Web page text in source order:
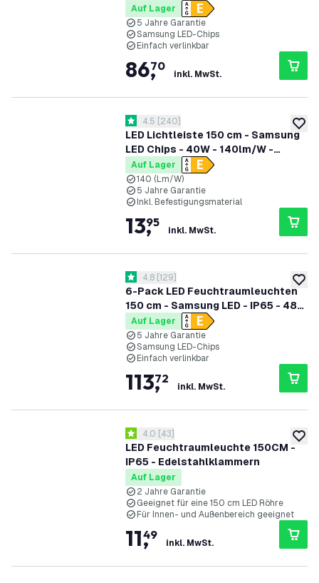
- 130 lm/W - 4000K - Verlinkbar - 5
Jahre Garantie
Auf Lager
5 Jahre Garantie
Samsung LED-Chips
Einfach verlinkbar
86,
70
inkl. MwSt.
zur
LED Lichtleiste 150 cm - Samsung
LED Chips - 40W - 140lm/W -
6500K - 5 Jahre Garantie
Bewertungsbereich öffnen
4.5 Bewertungssterne
4.5 [240]
Auf Lager
140 (Lm/W)
5 Jahre Garantie
Inkl. Befestigungsmaterial
13,
95
inkl. MwSt.
zur
6-Pack LED Feuchtraumleuchten
150 cm - Samsung LED - IP65 - 48W
- 130 lm/W - 4000K - Verlinkbar - 5
Jahre Garantie
Bewertungsbereich öffnen
4.8 Bewertungssterne
4.8 [129]
Auf Lager
5 Jahre Garantie
Samsung LED-Chips
Einfach verlinkbar
113,
72
inkl. MwSt.
zur
LED Feuchtraumleuchte 150CM -
IP65 - Edelstahlklammern
Bewertungsbereich öffnen
4 Bewertungssterne
4.0 [43]
Auf Lager
2 Jahre Garantie
Geeignet für eine 150 cm LED Röhre
Für Innen- und Außenbereich geeignet
11,
49
inkl. MwSt.